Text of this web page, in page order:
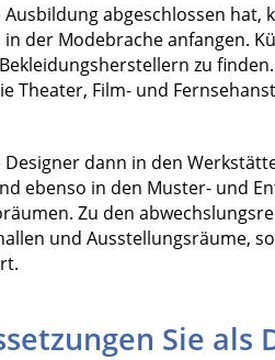
abgeschlossen hat,
der Modebrache anfangen.
zu
Theater, Film- und
Designer dann in den
ebenso in den Muster- und
Zu den
und Ausstellungsräume,
Sie als